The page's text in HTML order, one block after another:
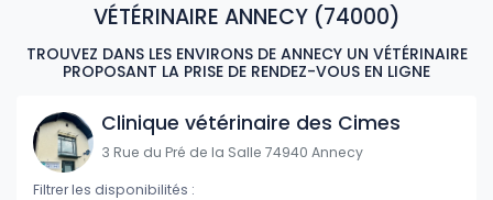
VÉTÉRINAIRE ANNECY (74000)
TROUVEZ DANS LES ENVIRONS DE ANNECY UN VÉTÉRINAIRE
PROPOSANT LA PRISE DE RENDEZ-VOUS EN LIGNE
Clinique vétérinaire des Cimes
3 Rue du Pré de la Salle 74940 Annecy
Filtrer les disponibilités :